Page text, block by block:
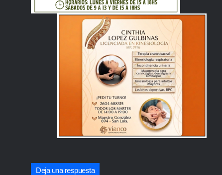
Deja una respuesta